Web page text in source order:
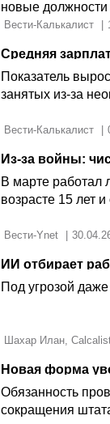
новые должности
Показатель
занятых из-за
В марте работал
возрасте 15 лет
Под угрозой
Обязанность
сокращения